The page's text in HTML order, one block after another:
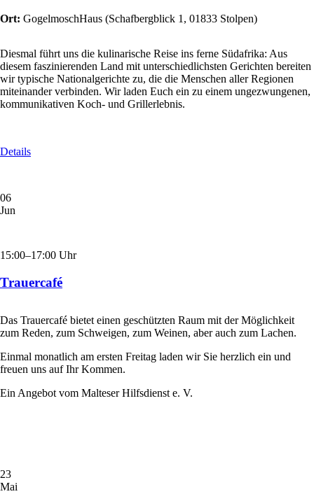
Ort: GogelmoschHaus (Schafbergblick 1, 01833 Stolpen)
Diesmal führt uns die kulinarische Reise ins ferne Südafrika: Aus
diesem faszinierenden Land mit unterschiedlichsten Gerichten bereiten
wir typische Nationalgerichte zu, die die Menschen aller Regionen
miteinander verbinden. Wir laden Euch ein zu einem ungezwungenen,
kommunikativen Koch- und Grillerlebnis.
Details
06
Jun
15:00–17:00 Uhr
Trauercafé
Das Trauercafé bietet einen geschützten Raum mit der Möglichkeit
zum Reden, zum Schweigen, zum Weinen, aber auch zum Lachen.
Einmal monatlich am ersten Freitag laden wir Sie herzlich ein und
freuen uns auf Ihr Kommen.
Ein Angebot vom Malteser Hilfsdienst e. V.
23
Mai